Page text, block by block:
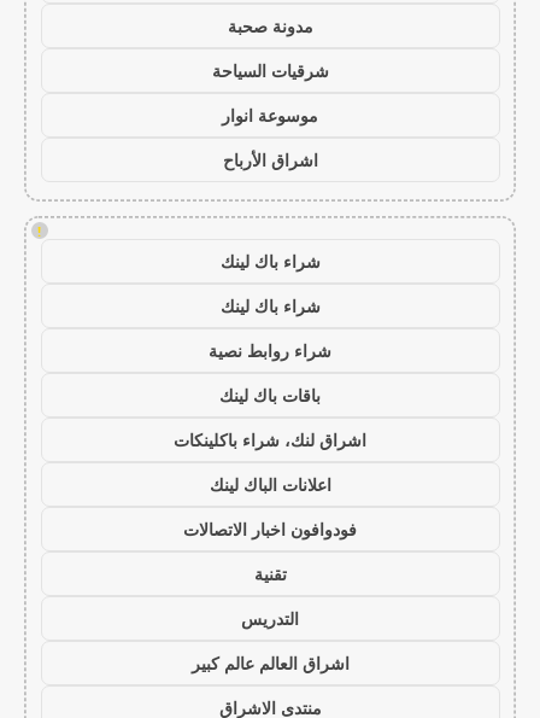
مدونة صحبة
شرقيات السياحة
موسوعة انوار
اشراق الأرباح
!
شراء باك لينك
شراء باك لينك
شراء روابط نصية
باقات باك لينك
اشراق لنك، شراء باكلينكات
اعلانات الباك لينك
فودوافون اخبار الاتصالات
تقنية
التدريس
اشراق العالم عالم كبير
منتدى الاشراق